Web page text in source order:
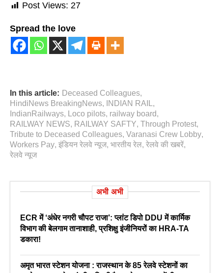
Post Views: 27
Spread the love
In this article: Deceased Colleagues,
HindiNews BreakingNews, INDIAN RAIL ,
IndianRailways, Loco pilots, railway board,
RAILWAY NEWS, RAILWAY SAFTY, Through Protest,
Tribute to Deceased Colleagues, Varanasi Crew Lobby,
Workers Pay, इंडियन रेलवे न्यूज, भारतीय रेल, रेलवे की खबरें,
रेलवे न्‍यूज
अभी अभी
ECR में ‘अंधेर नगरी चौपट राजा’: प्लांट डिपो DDU में कार्मिक
विभाग की बेलगाम तानाशाही, प्रशिक्षु इंजीनियरों का HRA-TA
डकारा!
अमृत भारत स्टेशन योजना : राजस्थान के 85 रेलवे स्टेशनों का